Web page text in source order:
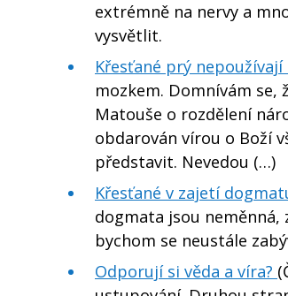
extrémně na nervy a
vysvětlit.
Křesťané prý nepoužívají
mozkem. Domnívám
Matouše o rozdělení
obdarován vírou o Boží
představit. Nevedou (…)
Křesťané v zajetí
dogmata jsou
bychom se neustále
Odporují si věda a víra?